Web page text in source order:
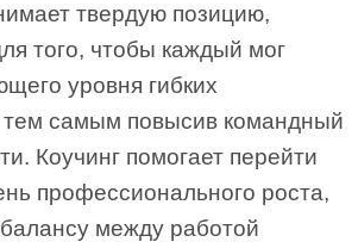
твердую позицию,
того, чтобы каждый мог
уровня гибких
тем самым повысив командный
Коучинг помогает перейти
профессионального роста,
между работой